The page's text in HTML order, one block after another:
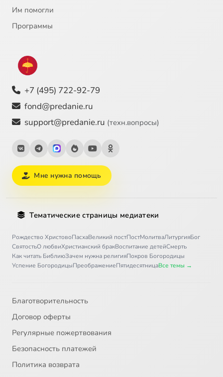
Им помогли
Программы
+7 (495) 722-92-79
fond@predanie.ru
support@predanie.ru (техн.вопросы)
Мне нужна помощь
Тематические страницы медиатеки
Рождество ХристовоПасхаВеликий постПостМолитваЛитургияБог
СвятостьО любвиХристианский бракВоспитание детейСмерть
Как читать БиблиюЗачем нужна религияПокров Богородицы
Успение БогородицыПреображениеПятидесятницаВсе темы →
Благотворительность
Договор оферты
Регулярные пожертвования
Безопасность платежей
Политика возврата